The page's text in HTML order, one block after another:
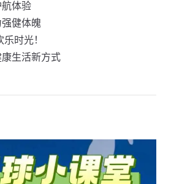
体验
健体魄
时光！
生活新方式